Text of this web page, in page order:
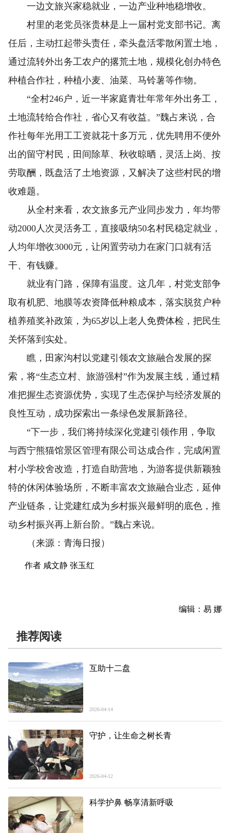
一边文旅兴家稳就业，一边产业种地稳增收。
村里的老党员张贵林是上一届村党支部书记。离
任后，主动扛起带头责任，牵头盘活零散闲置土地，
通过流转外出务工农户的撂荒土地，规模化创办特色
种植合作社，种植小麦、油菜、马铃薯等作物。
“全村246户，近一半家庭青壮年常年外出务工，
土地流转给合作社，省心又有收益。”魏占来说，合
作社每年光用工工资就花十多万元，优先聘用不便外
出的留守村民，田间除草、秋收晾晒，灵活上岗、按
劳取酬，既盘活了土地资源，又解决了这些村民的增
收难题。
从全村来看，农文旅多元产业同步发力，年均带
动2000人次灵活务工，直接吸纳50名村民稳定就业，
人均年增收3000元，让闲置劳动力在家门口就有活
干、有钱赚。
就业有门路，保障有温度。这几年，村党支部争
取有机肥、地膜等农资降低种粮成本，落实脱贫户种
植养殖奖补政策，为65岁以上老人免费体检，把民生
关怀落到实处。
瞧，田家沟村以党建引领农文旅融合发展的探
索，将“生态立村、旅游强村”作为发展主线，通过精
准把握生态资源优势，实现了生态保护与经济发展的
良性互动，成功探索出一条绿色发展新路径。
“下一步，我们将持续深化党建引领作用，争取
与西宁熊猫馆景区管理有限公司达成合作，完成闲置
村小学校舍改造，打造自助营地，为游客提供新颖独
特的休闲体验场所，不断丰富农文旅融合业态，延伸
产业链条，让党建红成为乡村振兴最鲜明的底色，推
动乡村振兴再上新台阶。”魏占来说。
（来源：青海日报）
作者 咸文静 张玉红
编辑：易 娜
推荐阅读
互助十二盘
2026-04-14
守护，让生命之树长青
2026-04-12
科学护鼻 畅享清新呼吸